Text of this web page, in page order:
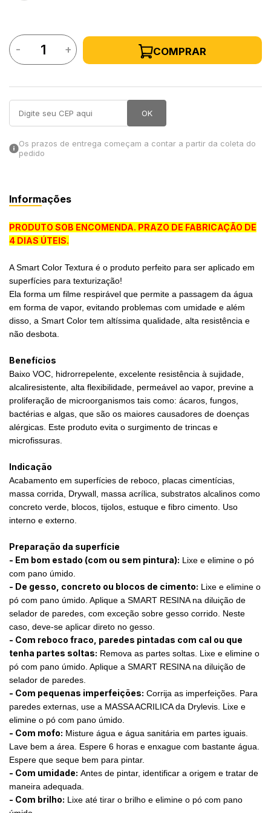
a categoria
- + COMPRAR
OK
Os prazos de entrega começam a contar a partir da coleta do
pedido
Informações
PRODUTO SOB ENCOMENDA. PRAZO DE FABRICAÇÃO DE
4 DIAS ÚTEIS.
A Smart Color Textura é o produto perfeito para ser aplicado em
superfícies para texturização!
Ela forma um filme respirável que permite a passagem da água
em forma de vapor, evitando problemas com umidade e além
disso, a Smart Color tem altíssima qualidade, alta resistência e
não desbota.
Benefícios
Baixo VOC, hidrorrepelente, excelente resistência à sujidade,
alcaliresistente, alta flexibilidade, permeável ao vapor, previne a
proliferação de microorganismos tais como: ácaros, fungos,
bactérias e algas, que são os maiores causadores de doenças
alérgicas. Este produto evita o surgimento de trincas e
microfissuras.
Indicação
Acabamento em superfícies de reboco, placas cimentícias,
massa corrida, Drywall, massa acrílica, substratos alcalinos como
concreto verde, blocos, tijolos, estuque e fibro cimento. Uso
interno e externo.
Preparação da superfície
- Em bom estado (com ou sem pintura): Lixe e elimine o pó
com pano úmido.
- De gesso, concreto ou blocos de cimento: Lixe e elimine o
pó com pano úmido. Aplique a SMART RESINA na diluição de
selador de paredes, com exceção sobre gesso corrido. Neste
caso, deve-se aplicar direto no gesso.
- Com reboco fraco, paredes pintadas com cal ou que
tenha partes soltas: Remova as partes soltas. Lixe e elimine o
pó com pano úmido. Aplique a SMART RESINA na diluição de
selador de paredes.
- Com pequenas imperfeições: Corrija as imperfeições. Para
paredes externas, use a MASSA ACRILICA da Drylevis. Lixe e
elimine o pó com pano úmido.
- Com mofo: Misture água e água sanitária em partes iguais.
Lave bem a área. Espere 6 horas e enxague com bastante água.
Espere que seque bem para pintar.
- Com umidade: Antes de pintar, identificar a origem e tratar de
maneira adequada.
- Com brilho: Lixe até tirar o brilho e elimine o pó com pano